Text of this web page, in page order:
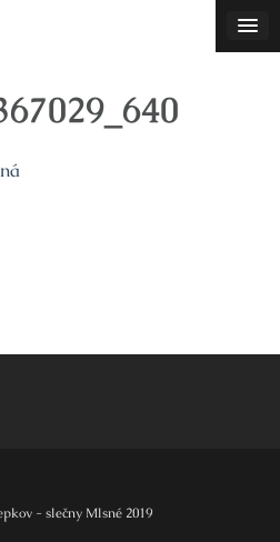
- slečny Mlsné 2019